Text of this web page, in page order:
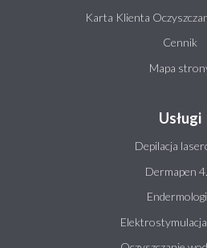
Karta Klienta
Cennik
Mapa
Usługi
Depilacja
Dermapen